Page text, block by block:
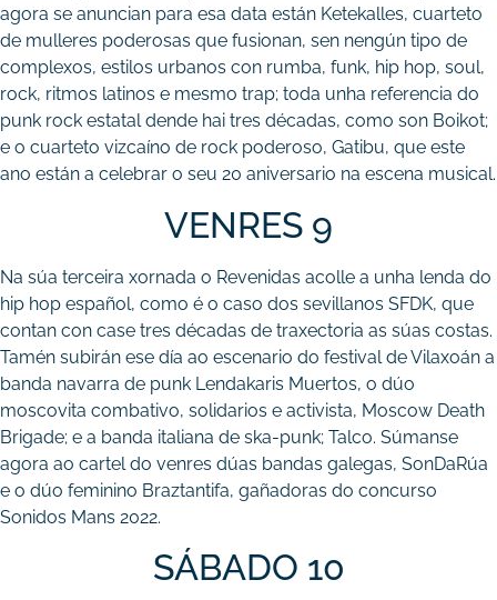
agora se anuncian para esa data están Ketekalles, cuarteto
de mulleres poderosas que fusionan, sen nengún tipo de
complexos, estilos urbanos con rumba, funk, hip hop, soul,
rock, ritmos latinos e mesmo trap; toda unha referencia do
punk rock estatal dende hai tres décadas, como son Boikot;
e o cuarteto vizcaíno de rock poderoso, Gatibu, que este
ano están a celebrar o seu 20 aniversario na escena musical.
VENRES 9
Na súa terceira xornada o Revenidas acolle a unha lenda do
hip hop español, como é o caso dos sevillanos SFDK, que
contan con case tres décadas de traxectoria as súas costas.
Tamén subirán ese día ao escenario do festival de Vilaxoán a
banda navarra de punk Lendakaris Muertos, o dúo
moscovita combativo, solidarios e activista, Moscow Death
Brigade; e a banda italiana de ska-punk; Talco. Súmanse
agora ao cartel do venres dúas bandas galegas, SonDaRúa
e o dúo feminino Braztantifa, gañadoras do concurso
Sonidos Mans 2022.
SÁBADO 10